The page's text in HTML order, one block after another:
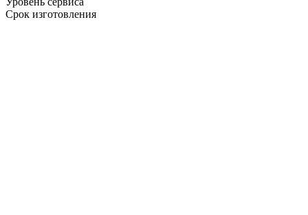
Срок изготовления